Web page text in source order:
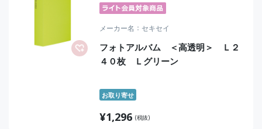
メーカー名 セキセイ
フォトアルバム ＜高透明＞ Ｌ２
４０枚 Ｌグリーン
お取り寄せ
¥1,296 (税抜)